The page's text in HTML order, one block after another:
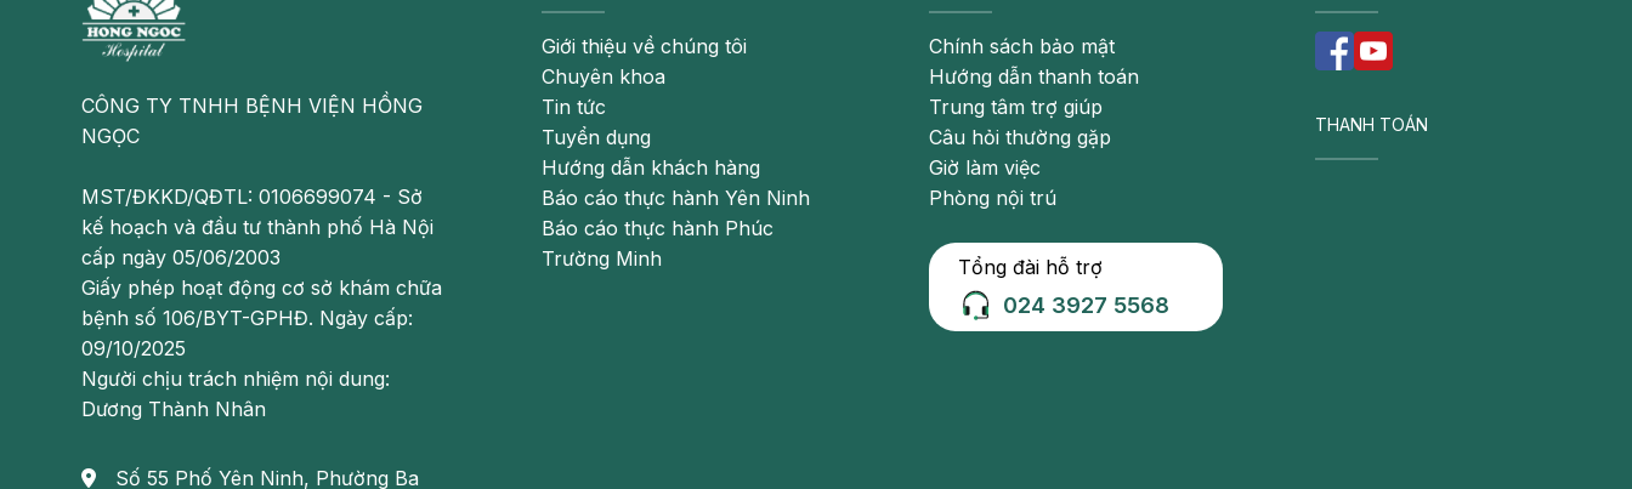
CÔNG TY TNHH BỆNH VIỆN HỒNG
NGỌC
MST/ĐKKD/QĐTL: 0106699074 - Sở
kế hoạch và đầu tư thành phố Hà Nội
cấp ngày 05/06/2003
Giấy phép hoạt động cơ sở khám chữa
bệnh số 106/BYT-GPHĐ. Ngày cấp:
09/10/2025
Người chịu trách nhiệm nội dung:
Dương Thành Nhân
Số 55 Phố Yên Ninh, Phường Ba
Giới thiệu về chúng tôi
Chuyên khoa
Tin tức
Tuyển dụng
Hướng dẫn khách hàng
Báo cáo thực hành Yên Ninh
Báo cáo thực hành Phúc
Trường Minh
Chính sách bảo mật
Hướng dẫn thanh toán
Trung tâm trợ giúp
Câu hỏi thường gặp
Giờ làm việc
Phòng nội trú
Tổng đài hỗ trợ
024 3927 5568
THANH TOÁN